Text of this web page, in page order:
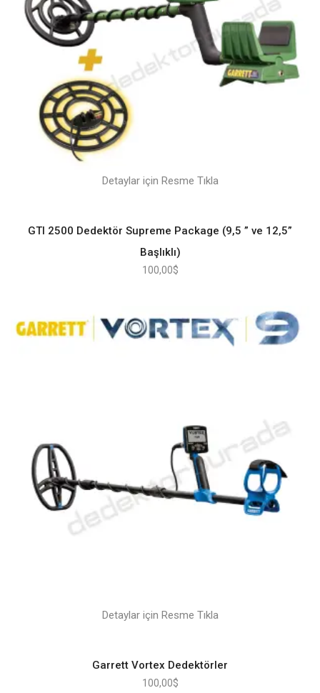
Detaylar için Resme Tıkla
GTI 2500 Dedektör Supreme Package (9,5 ” ve 12,5”
Başlıklı)
100,00$
Detaylar için Resme Tıkla
Garrett Vortex Dedektörler
100,00$